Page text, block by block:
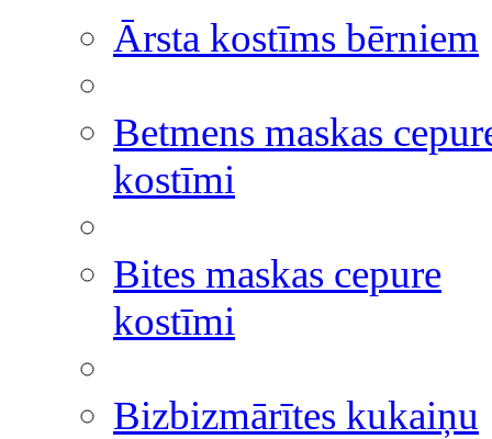
Ārsta kostīms bērniem
Betmens maskas
kostīmi
Bites maskas cepure
kostīmi
Bizbizmārītes kukaiņu